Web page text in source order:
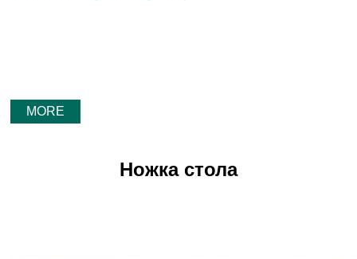
MORE
Ножка стола